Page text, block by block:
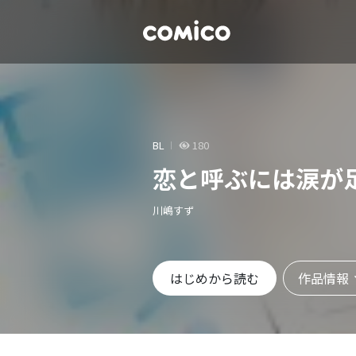
BL 180
恋と呼ぶには涙が
川嶋すず
はじめから読む 作品情報